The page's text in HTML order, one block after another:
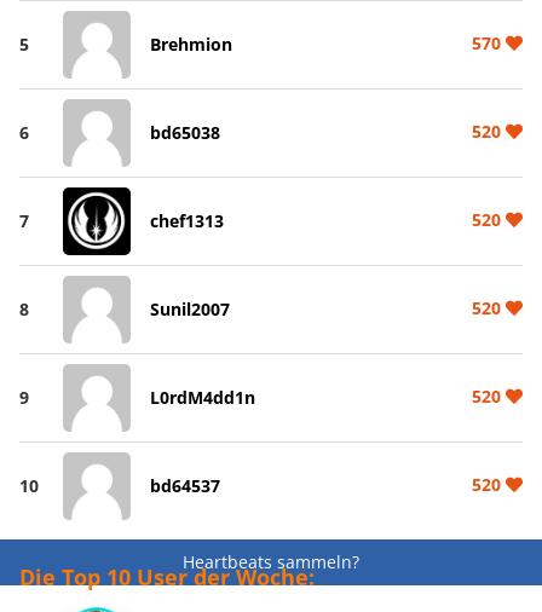
5 Brehmion 570
6 bd65038 520
7 chef1313 520
8 Sunil2007 520
9 L0rdM4dd1n 520
10 bd64537 520
Heartbeats sammeln?
Die Top 10 User der Woche: